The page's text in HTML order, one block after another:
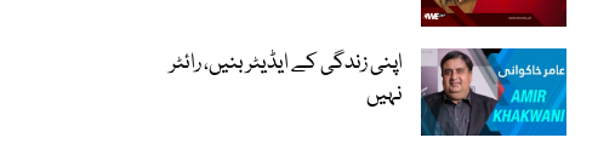
اپنی زندگی کے ایڈیٹر بنیں، رائٹر
نہیں